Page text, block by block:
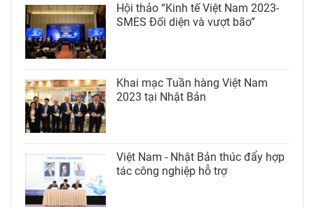
Hội thảo “Kinh tế Việt Nam 2023-
SMES Đối diện và vượt bão”
Khai mạc Tuần hàng Việt Nam
2023 tại Nhật Bản
Việt Nam - Nhật Bản thúc đẩy hợp
tác công nghiệp hỗ trợ